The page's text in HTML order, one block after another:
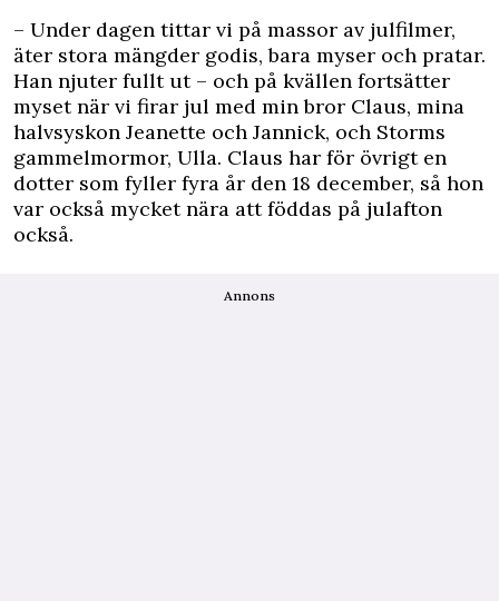
– Under dagen tittar vi på massor av julfilmer,
äter stora mängder godis, bara myser och pratar.
Han njuter fullt ut – och på kvällen fortsätter
myset när vi firar jul med min bror Claus, mina
halvsyskon Jeanette och Jannick, och Storms
gammelmormor, Ulla. Claus har för övrigt en
dotter som fyller fyra år den 18 december, så hon
var också mycket nära att föddas på julafton
också.
Annons